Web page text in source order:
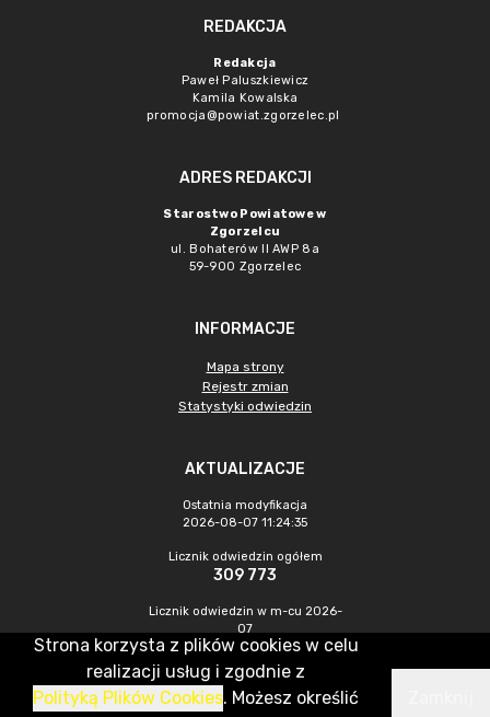
REDAKCJA
Redakcja
Paweł Paluszkiewicz
Kamila Kowalska
promocja@powiat.zgorzelec.pl
ADRES REDAKCJI
Starostwo Powiatowe w
Zgorzelcu
ul. Bohaterów II AWP 8a
59-900 Zgorzelec
INFORMACJE
Mapa strony
Rejestr zmian
Statystyki odwiedzin
AKTUALIZACJE
Ostatnia modyfikacja
2026-08-07 11:24:35
Licznik odwiedzin ogółem
309 773
Licznik odwiedzin w m-cu 2026-
07
471
CMS & Hosting: Nefeni Sp. z o.o.
Strona korzysta z plików cookies w celu
realizacji usług i zgodnie z
Polityką Plików Cookies. Możesz określić